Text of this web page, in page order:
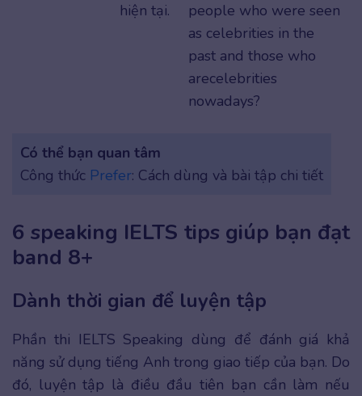
hiện tại.
people who were seen
as celebrities in the
past and those who
arecelebrities
nowadays?
Có thể bạn quan tâm
Công thức Prefer: Cách dùng và bài tập chi tiết
6 speaking IELTS tips giúp bạn đạt
band 8+
Dành thời gian để luyện tập
Phần thi IELTS Speaking dùng để đánh giá khả
năng sử dụng tiếng Anh trong giao tiếp của bạn. Do
đó, luyện tập là điều đầu tiên bạn cần làm nếu